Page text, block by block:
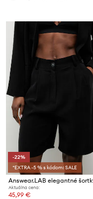
-22%
*EXTRA -5 % s kódom: SALE
Aktuálna cena:
45,99 €